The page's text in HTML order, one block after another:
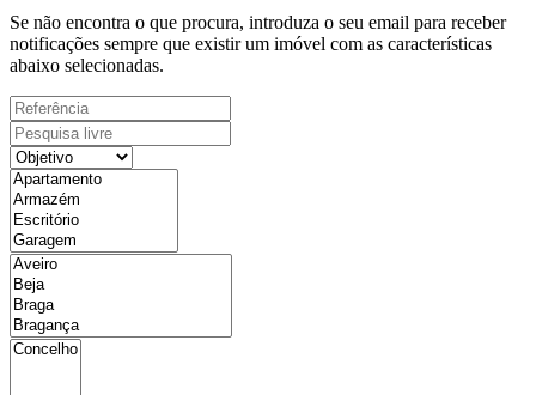
Se não encontra o que procura, introduza o seu email para receber
notificações sempre que existir um imóvel com as características
abaixo selecionadas.